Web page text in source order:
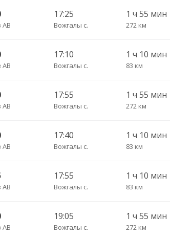
АВ
17:25
Вожгалы с.
1 ч 55 мин
272 км
АВ
17:10
Вожгалы с.
1 ч 10 мин
83 км
АВ
17:55
Вожгалы с.
1 ч 55 мин
272 км
АВ
17:40
Вожгалы с.
1 ч 10 мин
83 км
АВ
17:55
Вожгалы с.
1 ч 10 мин
83 км
АВ
19:05
Вожгалы с.
1 ч 55 мин
272 км